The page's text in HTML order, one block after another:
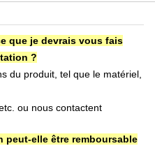
que je devrais vous fais
?
du produit, tel que le matériel,
ou nous contactent
peut-elle être remboursable